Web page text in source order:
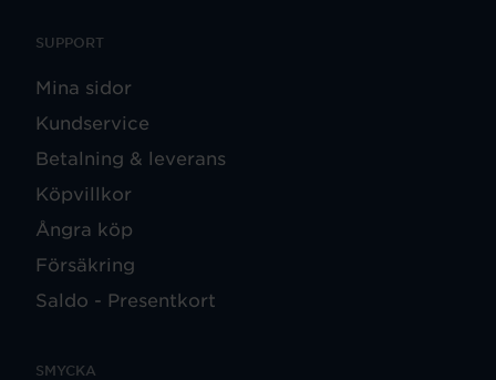
SUPPORT
Mina sidor
Kundservice
Betalning & leverans
Köpvillkor
Ångra köp
Försäkring
Saldo - Presentkort
SMYCKA